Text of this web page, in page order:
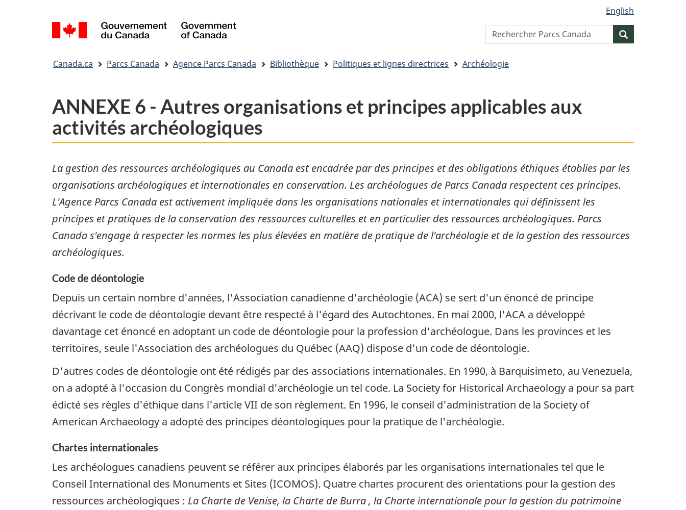
du
gouvernement »
HTML
simplifiée
de
la
langue
English
/
Search
website
Canada.ca Parcs Canada Agence Parcs Canada Bibliothèque Politiques et lignes directrices Archéologie
ANNEXE 6 - Autres organisations et principes applicables aux
activités archéologiques
La gestion des ressources archéologiques au Canada est encadrée par des principes et des obligations éthiques établies par les
organisations archéologiques et internationales en conservation. Les archéologues de Parcs Canada respectent ces principes.
L'Agence Parcs Canada est activement impliquée dans les organisations nationales et internationales qui définissent les
principes et pratiques de la conservation des ressources culturelles et en particulier des ressources archéologiques. Parcs
Canada s'engage à respecter les normes les plus élevées en matière de pratique de l'archéologie et de la gestion des ressources
archéologiques.
Code de déontologie
Depuis un certain nombre d'années, l'Association canadienne d'archéologie (ACA) se sert d'un énoncé de principe
décrivant le code de déontologie devant être respecté à l'égard des Autochtones. En mai 2000, l'ACA a développé
davantage cet énoncé en adoptant un code de déontologie pour la profession d'archéologue. Dans les provinces et les
territoires, seule l'Association des archéologues du Québec (AAQ) dispose d'un code de déontologie.
D'autres codes de déontologie ont été rédigés par des associations internationales. En 1990, à Barquisimeto, au Venezuela,
on a adopté à l'occasion du Congrès mondial d'archéologie un tel code. La Society for Historical Archaeology a pour sa part
édicté ses règles d'éthique dans l'article VII de son règlement. En 1996, le conseil d'administration de la Society of
American Archaeology a adopté des principes déontologiques pour la pratique de l'archéologie.
Chartes internationales
Les archéologues canadiens peuvent se référer aux principes élaborés par les organisations internationales tel que le
Conseil International des Monuments et Sites (ICOMOS). Quatre chartes procurent des orientations pour la gestion des
ressources archéologiques : La Charte de Venise, la Charte de Burra , la Charte internationale pour la gestion du patrimoine